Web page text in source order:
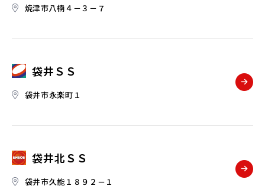
焼津市八楠４－３－７
袋井ＳＳ
袋井市永楽町１
袋井北ＳＳ
袋井市久能１８９２－１